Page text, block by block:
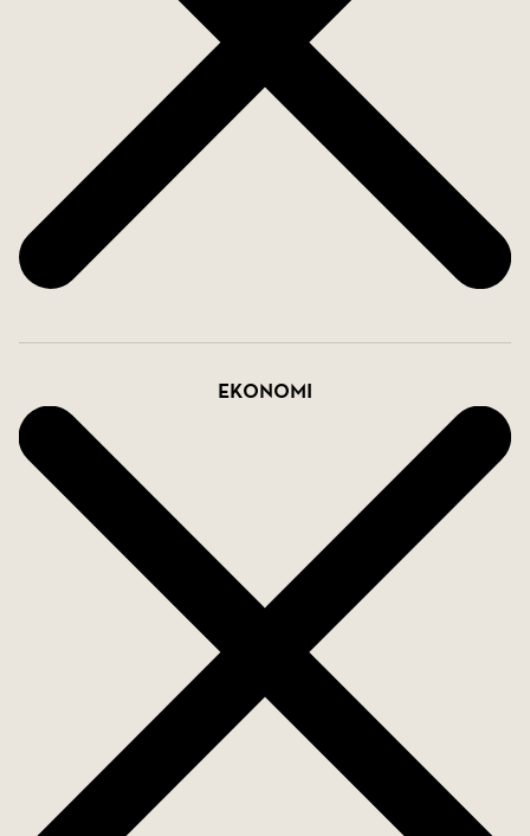
Kontakta oss för mer information och visning!
Ekonomi